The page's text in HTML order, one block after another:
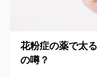
花粉症の薬で太
の噂？